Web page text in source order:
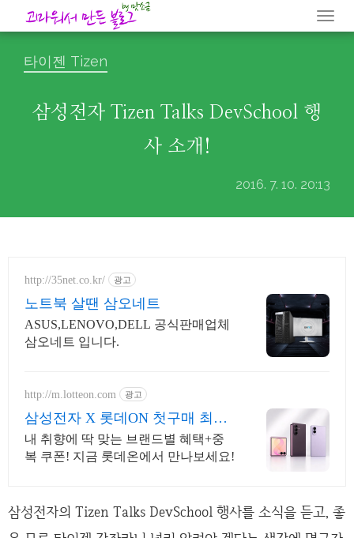
타이젠 Tizen
삼성전자 Tizen Talks DevSchool 행
사 소개!
2016. 7. 10. 20:13
http://35net.co.kr/ 광고
노트북 살땐 삼오네트
ASUS,LENOVO,DELL 공식판매업체
삼오네트 입니다.
http://m.lotteon.com 광고
삼성전자 X 롯데ON 첫구매 최대
5천원 혜택!
내 취향에 딱 맞는 브랜드별 혜택+중
복 쿠폰! 지금 롯데온에서 만나보세요!
삼성전자의 Tizen Talks DevSchool 행사를 소식을 듣고, 좋